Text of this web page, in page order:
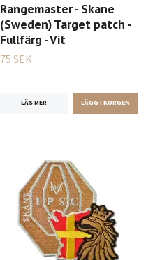
Rangemaster - Skane
(Sweden) Target patch -
Fullfärg - Vit
75 SEK
LÄS MER